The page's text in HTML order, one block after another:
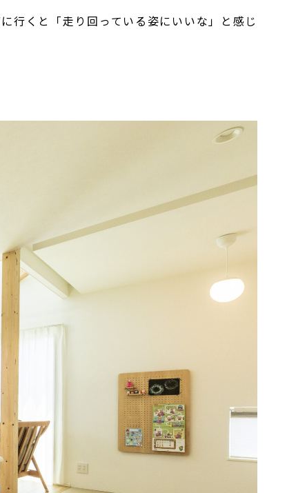
行くと「走り回っている姿にいいな」と感じ